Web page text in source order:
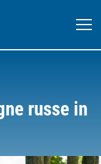
russe in